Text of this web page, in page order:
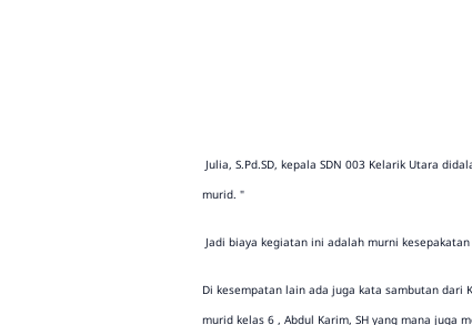
Julia, S.Pd.SD, kepala SDN 003 Kelarik Utara
murid. "
Jadi biaya kegiatan ini adalah murni
Di kesempatan lain ada juga kata sambutan dari
murid kelas 6 , Abdul Karim, SH yang mana juga